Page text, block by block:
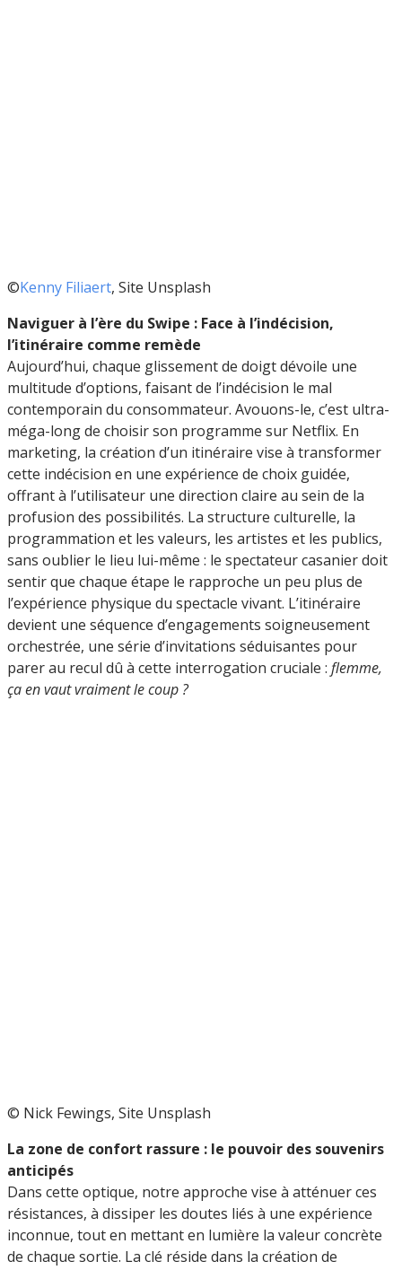
©Kenny Filiaert, Site Unsplash
Naviguer à l’ère du Swipe : Face à l’indécision,
l’itinéraire comme remède
Aujourd’hui, chaque glissement de doigt dévoile une
multitude d’options, faisant de l’indécision le mal
contemporain du consommateur. Avouons-le, c’est ultra-
méga-long de choisir son programme sur Netflix. En
marketing, la création d’un itinéraire vise à transformer
cette indécision en une expérience de choix guidée,
offrant à l’utilisateur une direction claire au sein de la
profusion des possibilités. La structure culturelle, la
programmation et les valeurs, les artistes et les publics,
sans oublier le lieu lui-même : le spectateur casanier doit
sentir que chaque étape le rapproche un peu plus de
l’expérience physique du spectacle vivant. L’itinéraire
devient une séquence d’engagements soigneusement
orchestrée, une série d’invitations séduisantes pour
parer au recul dû à cette interrogation cruciale : flemme,
ça en vaut vraiment le coup ?
© Nick Fewings, Site Unsplash
La zone de confort rassure : le pouvoir des souvenirs
anticipés
Dans cette optique, notre approche vise à atténuer ces
résistances, à dissiper les doutes liés à une expérience
inconnue, tout en mettant en lumière la valeur concrète
de chaque sortie. La clé réside dans la création de